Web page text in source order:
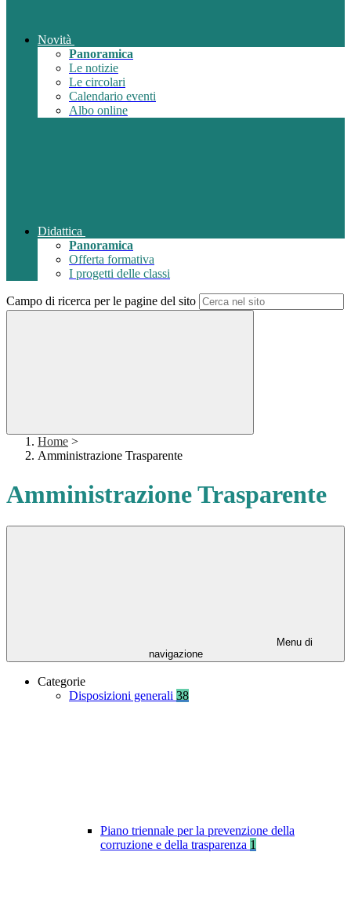
Novità
Panoramica
Le notizie
Le circolari
Calendario eventi
Albo online
Didattica
Panoramica
Offerta formativa
I progetti delle classi
Campo di ricerca per le pagine del sito
Home >
Amministrazione Trasparente
Amministrazione Trasparente
Menu di
navigazione
Categorie
Disposizioni generali 38
Piano triennale per la prevenzione della
corruzione e della trasparenza 1